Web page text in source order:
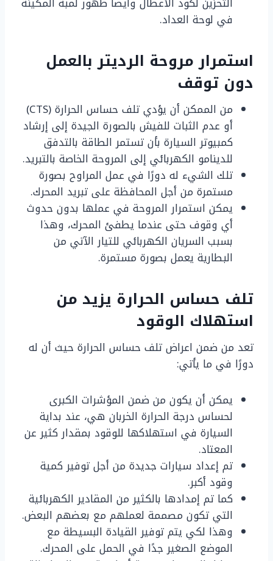
في لوحة العداد.
استمرار مروحة الرديتر بالعمل
دون توقف
من الممكن أن يؤدي تلف حساس الحرارة (CTS)
أو عدم الثبات للفيش بالصورة الجيدة إلى إرشاد
كمبيوتر السيارة بأن تستمر الطاقة بالتدفق
للدينامو الكهربائي إلى المروحة الخاصة بالتبريد.
تلك الشيء له دورًا في عمل المراوح بصورة
مستمرة من أجل المحافظة على تبريد المحرك.
يمكن استمرار المروحة في عملها بدون حدوث
أي وقوف حتى عندما يطفئ المحرك، وهذا
بسبب السريان الكهربائي للتيار الآتي من
البطارية يعمل بصورة مستمرة.
تلف حساس الحرارة يزيد من
استهلاك الوقود
تعد من ضمن اعراض تلف حساس الحرارة حيث أن له
دورًا في ما يأتي:
يمكن أن يكون من ضمن المؤشرات الكبرى
لحساس درجة الحرارة الخربان هي، عند بداية
السيارة في استهلاكها للوقود بمقدار كثير عن
المعتاد.
تم إعداد سيارات جديدة من أجل توفير كمية
وقود أكبر.
كما تم إمدادها بالكثير من المقادير الكهربائية
التي تكون مصممة لعملهم مع بعضهم البعض.
وهذا لكي يتم توفير القيادة البسيطة مع
الموضع الصغير جدًا في الحمل على المحرك.